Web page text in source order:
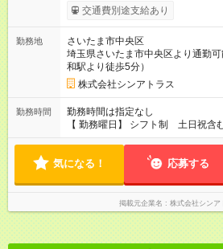
交通費別途支給あり
勤務地
さいたま市中央区
埼玉県さいたま市中央区より通勤
和駅より徒歩5分）
株式会社シンアトラス
勤務時間
勤務時間は指定なし
【 勤務曜日】 シフト制 土日祝含む週５日勤
・ 9：00～20：00（実働8h／休憩
気になる！ 応募する
掲載元企業名 株式会社シンア